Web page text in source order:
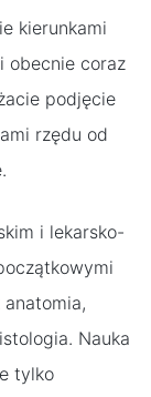
kierunkami
obecnie coraz
podjęcie
rzędu od
i lekarsko-
Nauka
tylko